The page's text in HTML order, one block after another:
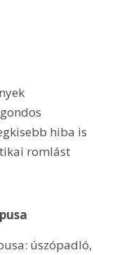
hiba is
romlást
úszópadló,